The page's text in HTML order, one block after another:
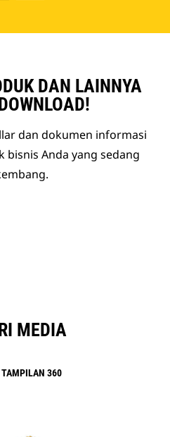
DAN LAINNYA
dan dokumen informasi
bisnis Anda yang sedang
MEDIA
TAMPILAN 360